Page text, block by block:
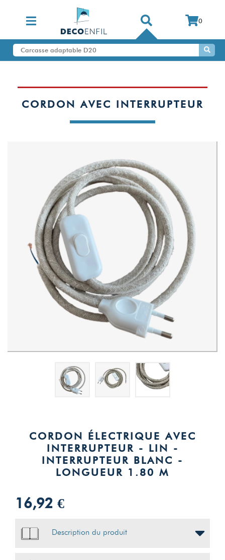
0
CORDON AVEC INTERRUPTEUR
CORDON ÉLECTRIQUE AVEC
INTERRUPTEUR - LIN -
INTERRUPTEUR BLANC -
LONGUEUR 1.80 M
16,92 €
Description du produit